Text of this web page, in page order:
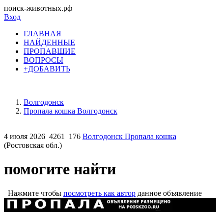
поиск-животных.рф
Вход
ГЛАВНАЯ
НАЙДЕННЫЕ
ПРОПАВШИЕ
ВОПРОСЫ
+ДОБАВИТЬ
Волгодонск
Пропала кошка Волгодонск
4 июля 2026 4261 176 Волгодонск Пропала кошка
(Ростовская обл.)
помогите найти
Нажмите чтобы посмотреть как автор данное объявление